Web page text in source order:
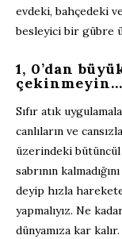
evdeki, bahçedeki
besleyici bir gübre
1, 0’dan
çekinmeyin…
Sıfır atık
canlıların ve
üzerindeki bütüncül
sabrının
deyip hızla
yapmalıyız. Ne
dünyamıza kar